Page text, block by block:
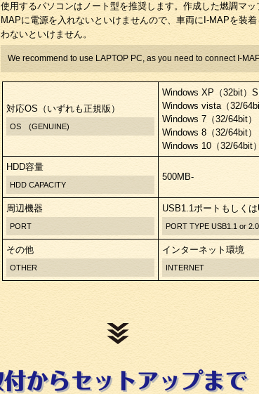
使用するパソコンはノート型を推奨します。作成した燃調マ
MAPに電源を入れないといけませんので、車両にI-MAPを装
わないといけません。
We recommend to use LAPTOP PC, as you need to connect I-
対応OS（いずれも正規版）
OS (GENUINE)
Windows XP（32bit）
Windows vista（32/
Windows 7（32/64bit）
Windows 8（32/64bit）
Windows 10（32/64bit）
HDD容量
HDD CAPACITY
500MB-
周辺機器
PORT
USB1.1ポートもしく
PORT TYPE USB1.1 or 2.0
その他
OTHER
インターネット環境
INTERNET